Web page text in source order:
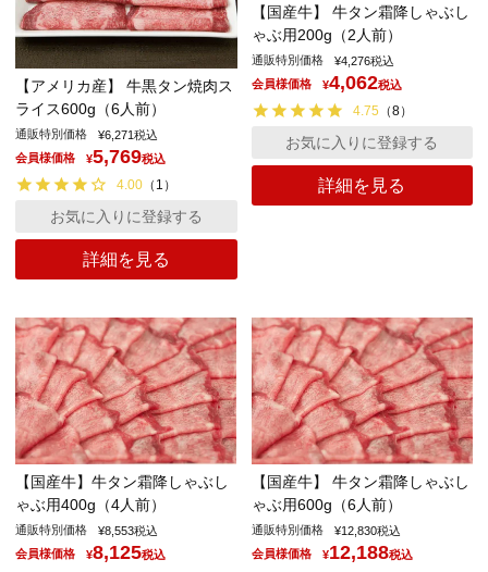
【アメリカ産】 牛黒タン焼肉ス
ライス600g（6人前）
通販特別価格 ¥6,271税込
会員様価格
¥5,769税込
4.00 （ 1 ）
詳細を見る
お気に入りに登録する
【国産牛】 牛タン霜降しゃぶし
ゃぶ用200g（2人前）
通販特別価格 ¥4,276税込
会員様価格
¥4,062税込
4.75 （8）
詳細を見る
お気に入りに登録する
【国産牛】牛タン霜降しゃぶし
ゃぶ用400g（4人前）
通販特別価格 ¥8,553税込
会員様価格
¥8,125税込
【国産牛】 牛タン霜降しゃぶし
ゃぶ用600g（6人前）
通販特別価格 ¥12,830税込
会員様価格
¥12,188税込